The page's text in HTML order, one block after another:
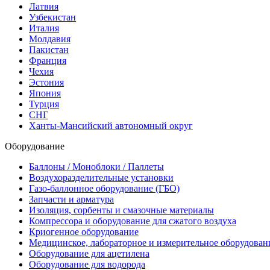
Латвия
Узбекистан
Италия
Молдавия
Пакистан
Франция
Чехия
Эстония
Япония
Турция
СНГ
Ханты-Мансийский автономный округ
Оборудование
Баллоны / Моноблоки / Паллеты
Воздухоразделительные установки
Газо-баллонное оборудование (ГБО)
Запчасти и арматура
Изоляция, сорбенты и смазочные материалы
Компрессора и оборудование для сжатого воздуха
Криогенное оборудование
Медицинское, лабораторное и измерительное
Оборудование для ацетилена
Оборудование для водорода